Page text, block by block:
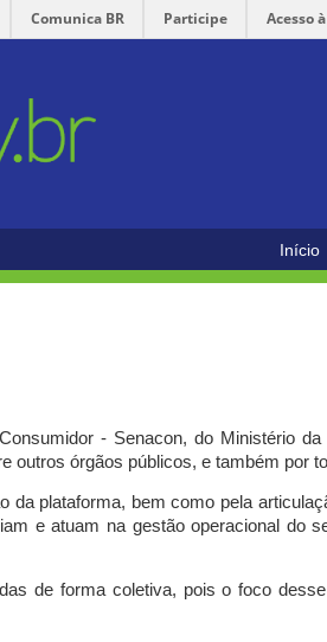
Comunica BR Participe Acesso
Início
- Senacon, do Ministério
outros órgãos públicos, e também por
plataforma, bem como pela
e atuam na gestão operacional do
de forma coletiva, pois o foco